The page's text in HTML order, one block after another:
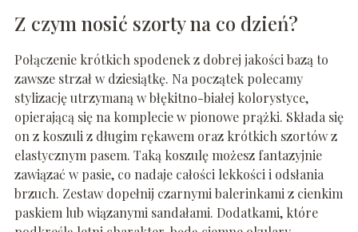
Z czym nosić szorty na co dzień?
Połączenie krótkich spodenek z dobrej jakości bazą to
zawsze strzał w dziesiątkę. Na początek polecamy
stylizację utrzymaną w błękitno-białej kolorystyce,
opierającą się na komplecie w pionowe prążki. Składa się
on z koszuli z długim rękawem oraz krótkich szortów z
elastycznym pasem. Taką koszulę możesz fantazyjnie
zawiązać w pasie, co nadaje całości lekkości i odsłania
brzuch. Zestaw dopełnij czarnymi balerinkami z cienkim
paskiem lub wiązanymi sandałami. Dodatkami, które